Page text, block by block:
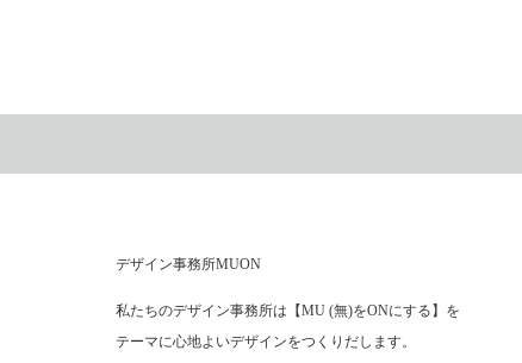
デザイン事務所MUON
私たちのデザイン事務所は【MU (無)をONにする】を
テーマに心地よいデザインをつくりだします。